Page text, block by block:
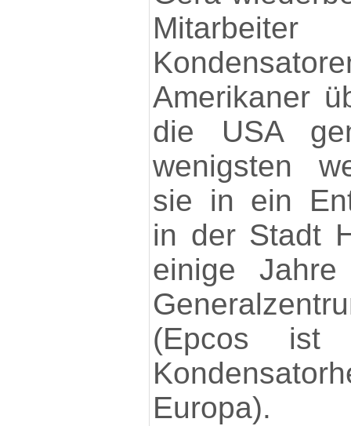
Amerikaner
die USA
wenigsten
sie in ein
in der Stadt
einige
(Epcos ist
Europa).